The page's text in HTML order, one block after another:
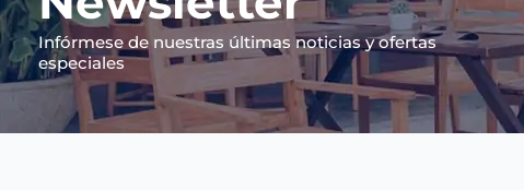
Infórmese de nuestras últimas noticias y ofertas
especiales